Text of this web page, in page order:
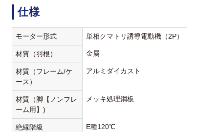
仕様
モーター形式 単相クマトリ誘導電動機（2P）
材質（羽根） 金属
材質（フレーム/ケ
ース）
アルミダイカスト
材質（脚【ノンフレ
ーム用】)
メッキ処理鋼板
絶縁階級 E種120℃